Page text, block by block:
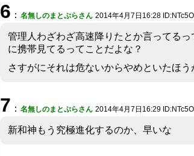
6 ： 名無しのまとぷらさん 2014年4月7日16:28
管理人わざわざ高速降りたとか言ってるっ
に携帯見てるってことだよな？
さすがにそれは危ないからやめといたほう
7 ： 名無しのまとぷらさん 2014年4月7日16:29
新和神もう究極進化するのか、早いな